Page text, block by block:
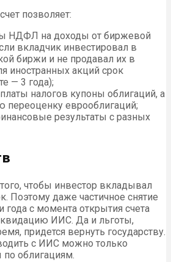
позволяет:
НДФЛ на доходы от биржевой
вкладчик инвестировал в
биржи и не продавал их в
иностранных акций срок
— 3 года);
налогов купоны облигаций, а
переоценку еврооблигаций;
результаты с разных
чтобы инвестор вкладывал
Поэтому даже частичное снятие
года с момента открытия счета
ИИС. Да и льготы,
придется вернуть государству.
с ИИС можно только
облигациям.